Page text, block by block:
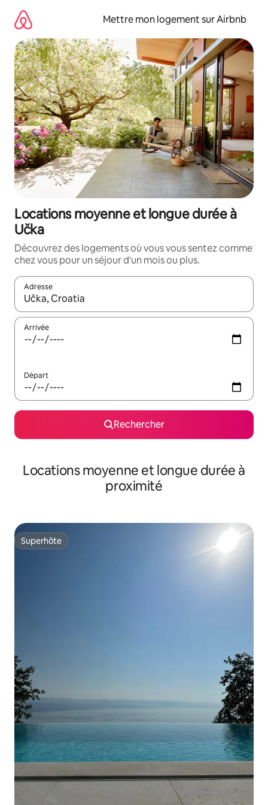
directement
contenu
Mettre mon logement sur Airbnb
Locations moyenne et longue durée à
Učka
Découvrez des logements où vous vous sentez comme
chez vous pour un séjour d'un mois ou plus.
Adresse
Lorsque les résultats s'affichent, utilisez les flèches vers le
Arrivée
Départ
Rechercher
Locations moyenne et longue durée à
proximité
Superhôte
Superhôte